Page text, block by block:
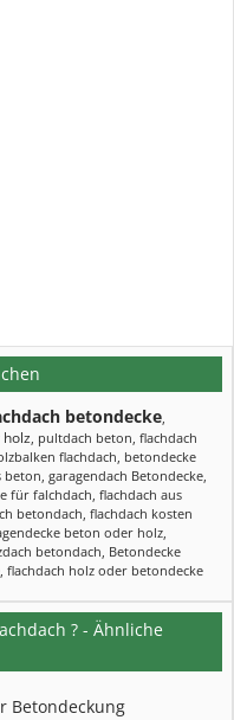
betondecke,
, pultdach beton, flachdach
flachdach, betondecke
beton, garagendach Betondecke,
für falchdach, flachdach aus
betondach, flachdach kosten
beton oder holz,
betondach, Betondecke
, flachdach holz oder betondecke
? - Ähnliche
Betondeckung